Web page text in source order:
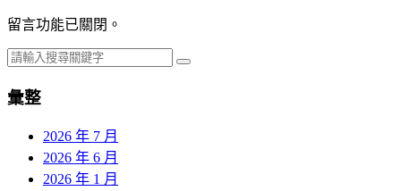
留言功能已關閉。
彙整
2026 年 7 月
2026 年 6 月
2026 年 1 月